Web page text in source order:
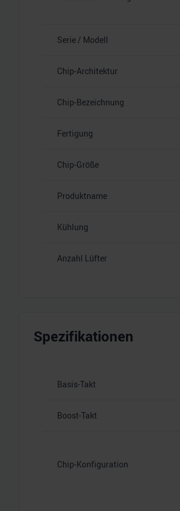
Serie / Modell
Chip-Architektur
Chip-Bezeichnung
Fertigung
Chip-Größe
Produktname
Kühlung
Anzahl Lüfter
Spezifikationen
Basis-Takt
Boost-Takt
Chip-Konfiguration